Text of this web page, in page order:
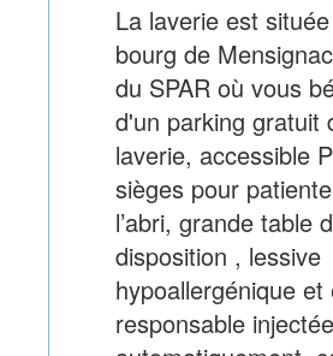
La laverie est
bourg de
du SPAR où vous
d'un parking gratuit
laverie, accessible
sièges pour
l’abri, grande table
disposition , lessive
hypoallergénique et
responsable injectée